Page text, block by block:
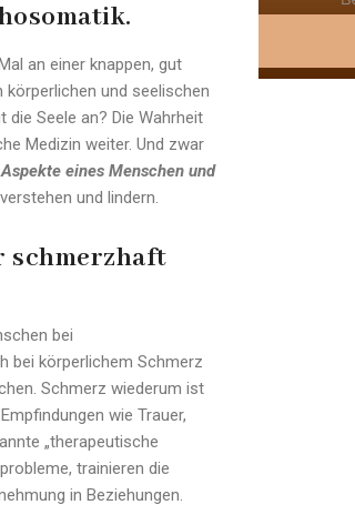
an einer knappen, gut
und seelischen
Seele an? Die Wahrheit
Medizin weiter. Und zwar
eines Menschen und
und lindern.
schmerzhaft
bei
bei körperlichem Schmerz
Schmerz wiederum ist
wie Trauer,
„therapeutische
trainieren die
in Beziehungen.